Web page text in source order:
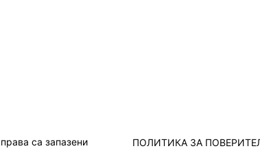
са запазени ПОЛИТИКА ЗА